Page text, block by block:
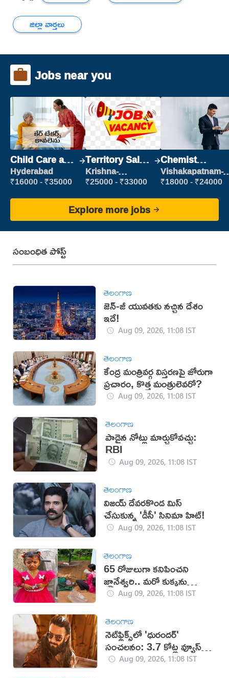
జిల్లా వార్తలు
Jobs near you
Child Care and
Patient care
Hyderabad
₹16000 - ₹35000
Territory Sales
Manager
Krishna-
vijayawada
₹25000 - ₹33000
Chemist
Production
Executive
Vishakapatnam-
new
₹18000 - ₹24000
Explore more jobs
సంబంధిత పోస్ట్
తెలంగాణ
జెన్-జీ యువతకు నచ్చిన దేశం
ఇదే!
Aug 09, 2026, 11:08 IST
తెలంగాణ
కేంద్ర మంత్రివర్గ విస్తరణపై జోరుగా
ప్రచారం, కొత్త మంత్రులెవరో?
Aug 09, 2026, 11:08 IST
తెలంగాణ
పాడైన నోట్లు మార్చుకోవచ్చు:
RBI
Aug 09, 2026, 11:08 IST
తెలంగాణ
విజయ్ దేవరకొండ మిస్
చేసుకున్న 'డీసీ' సినిమా హిట్!
Aug 09, 2026, 11:08 IST
తెలంగాణ
65 రోజులుగా కనిపించని
జ్ఞానేశ్వరి.. మరో కుక్కను
తెచ్చుకున్న పేరెంట్స్
Aug 09, 2026, 11:08 IST
తెలంగాణ
నెట్‌ఫ్లిక్స్‌లో 'ధురందర్'
సంచలనం: 3.7 కోట్ల వ్యూస్‌తో
అగ్రస్థానం
Aug 09, 2026, 11:08 IST